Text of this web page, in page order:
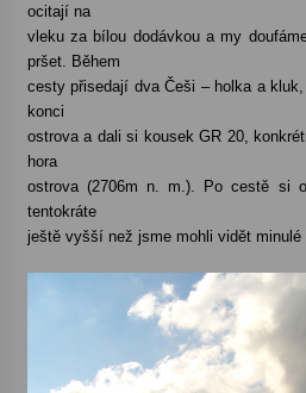
ocitají na
vleku za bílou dodávkou a my
pršet. Během
cesty přisedají dva Češi – holka a
konci
ostrova a dali si kousek GR 20,
hora
ostrova (2706m n. m.). Po cestě si
tentokráte
ještě vyšší než jsme mohli vidět minulé